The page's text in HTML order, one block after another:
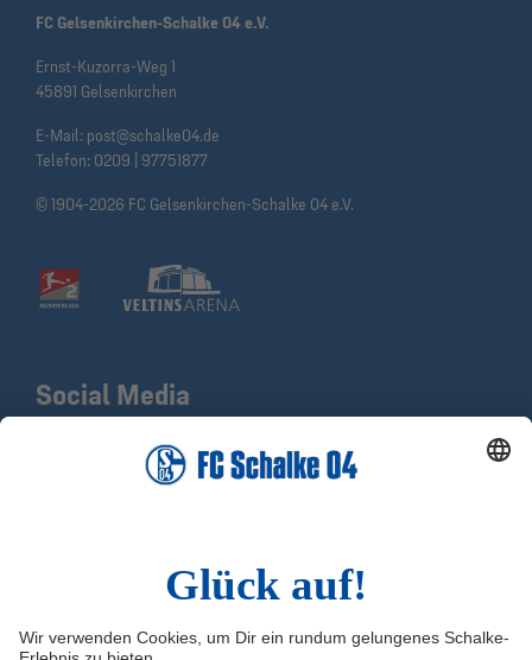
FC Gelsenkirchen-Schalke 04 e.V.
Ernst-Kuzorra-Weg 1
45891 Gelsenkirchen
E-Mail: post@schalke04.de
Telefon: 0209 | 97751877
© 1904-2026 FC Gelsenkirchen-Schalke 04 e.V.
Impressum
Quicklinks
Shop
Social Media
X